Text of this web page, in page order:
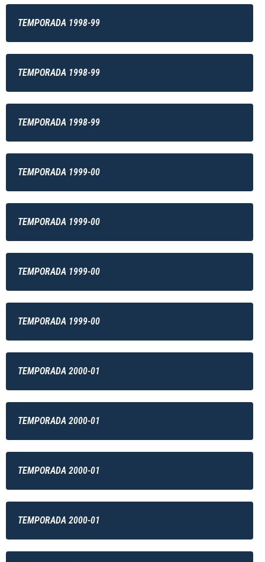
TEMPORADA 1998-99
TEMPORADA 1998-99
TEMPORADA 1998-99
TEMPORADA 1999-00
TEMPORADA 1999-00
TEMPORADA 1999-00
TEMPORADA 1999-00
TEMPORADA 2000-01
TEMPORADA 2000-01
TEMPORADA 2000-01
TEMPORADA 2000-01